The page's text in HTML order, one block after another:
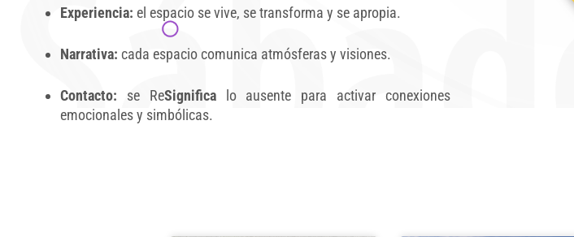
Experiencia: el espacio se vive, se transforma y se apropia.
Narrativa: cada espacio comunica atmósferas y visiones.
Contacto: se ReSignificalo ausente para activar conexiones
emocionales y simbólicas.